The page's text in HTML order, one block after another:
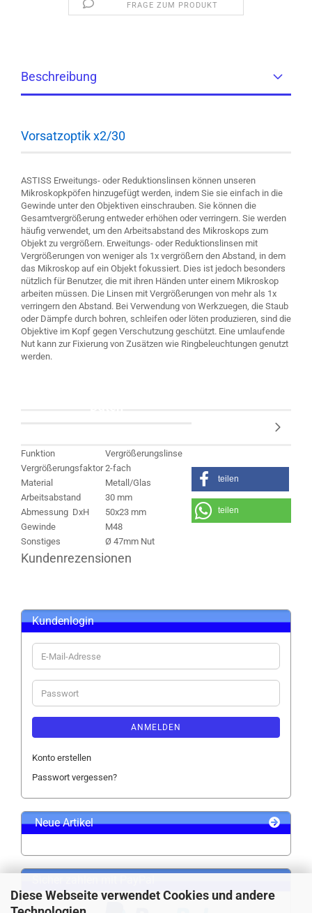
Diese Webseite verwendet Cookies und andere
FRAGE ZUM PRODUKT
Beschreibung
Vorsatzoptik x2/30
ASTISS Erweitungs- oder Reduktionslinsen können unseren
Mikroskopkpöfen hinzugefügt werden, indem Sie sie einfach in die
Gewinde unter den Objektiven einschrauben. Sie können die
Gesamtvergrößerung entweder erhöhen oder verringern. Sie werden
häufig verwendet, um den Arbeitsabstand des Mikroskops zum
Objekt zu vergrößern. Erweitungs- oder Reduktionslinsen mit
Vergrößerungen von weniger als 1x vergrößern den Abstand, in dem
das Mikroskop auf ein Objekt fokussiert. Dies ist jedoch besonders
nützlich für Benutzer, die mit ihren Händen unter einem Mikroskop
arbeiten müssen. Die Linsen mit Vergrößerungen von mehr als 1x
verringern den Abstand. Bei Verwendung von Werkzuegen, die Staub
oder Dämpfe durch bohren, schleifen oder löten produzieren, sind die
Objektive im Kopf gegen Verschutzung geschützt. Eine umlaufende
Nut kann zur Fixierung von Zusätzen wie Ringbeleuchtungen genutzt
werden.
Funktion
Vergrößerungslinse
Vergrößerungsfaktor 2-fach
Material
Metall/Glas
Arbeitsabstand
30 mm
Abmessung DxH
50x23 mm
Gewinde
M48
Sonstiges
Ø 47mm Nut
Kundenrezensionen
teilen
teilen
Kundenlogin
E-
Mail-
Adresse
Passwort
ANMELDEN
Konto erstellen
Passwort vergessen?
Neue Artikel